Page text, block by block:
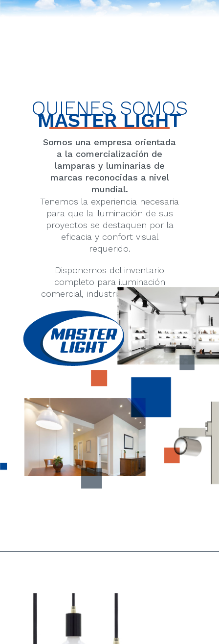
QUIENES SOMOS
MASTER LIGHT
Somos una empresa orientada
a la comercialización de
lamparas y luminarias de
marcas reconocidas a nivel
mundial.
Tenemos la experiencia necesaria
para que la iluminación de sus
proyectos se destaquen por la
eficacia y confort visual
requerido.
Disponemos del inventario
completo para iluminación
comercial, industrial y residencial.